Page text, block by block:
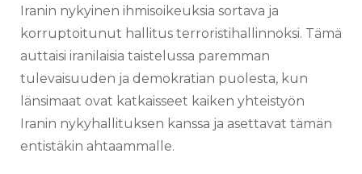
Iranin nykyinen ihmisoikeuksia sortava ja
korruptoitunut hallitus terroristihallinnoksi. Tämä
auttaisi iranilaisia taistelussa paremman
tulevaisuuden ja demokratian puolesta, kun
länsimaat ovat katkaisseet kaiken yhteistyön
Iranin nykyhallituksen kanssa ja asettavat tämän
entistäkin ahtaammalle.